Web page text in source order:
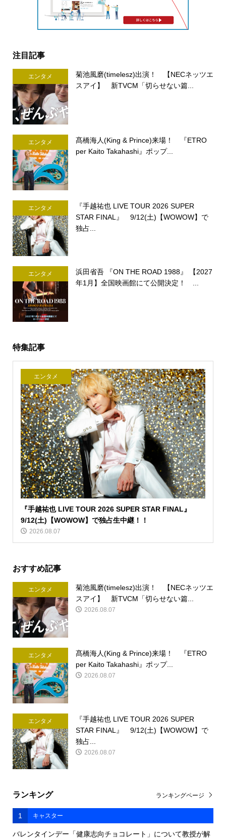
注目記事
エンタメ
菊池風磨(timelesz)出演！ 【NECネッツエ
スアイ】 新TVCM「切らせない篇...
エンタメ
髙橋海人(King & Prince)来場！ 『ETRO
per Kaito Takahashi』ポップ...
エンタメ
『手越祐也 LIVE TOUR 2026 SUPER
STAR FINAL』 9/12(土)【WOWOW】で
独占...
エンタメ
浜田省吾 『ON THE ROAD 1988』 【2027
年1月】全国映画館にて公開決定！ ...
特集記事
エンタメ
『手越祐也 LIVE TOUR 2026 SUPER STAR FINAL』
9/12(土)【WOWOW】で独占生中継！！
2026.08.07
おすすめ記事
エンタメ
菊池風磨(timelesz)出演！ 【NECネッツエ
スアイ】 新TVCM「切らせない篇...
2026.08.07
エンタメ
髙橋海人(King & Prince)来場！ 『ETRO
per Kaito Takahashi』ポップ...
2026.08.07
エンタメ
『手越祐也 LIVE TOUR 2026 SUPER
STAR FINAL』 9/12(土)【WOWOW】で
独占...
2026.08.07
ランキング
1 キャスター
バレンタインデー「健康志向チョコレート」について教授が解
ランキングページ